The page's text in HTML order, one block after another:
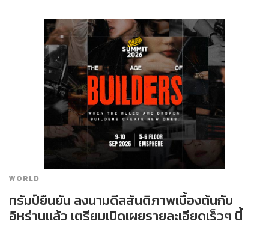
WORLD
ทรัมป์ยืนยัน ลงนามดีลสันติภาพเบื้องต้นกับ
อิหร่านแล้ว เตรียมเปิดเผยรายละเอียดเร็วๆ นี้